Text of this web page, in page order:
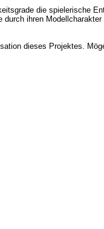
die spielerische
ihren
dieses Projektes.